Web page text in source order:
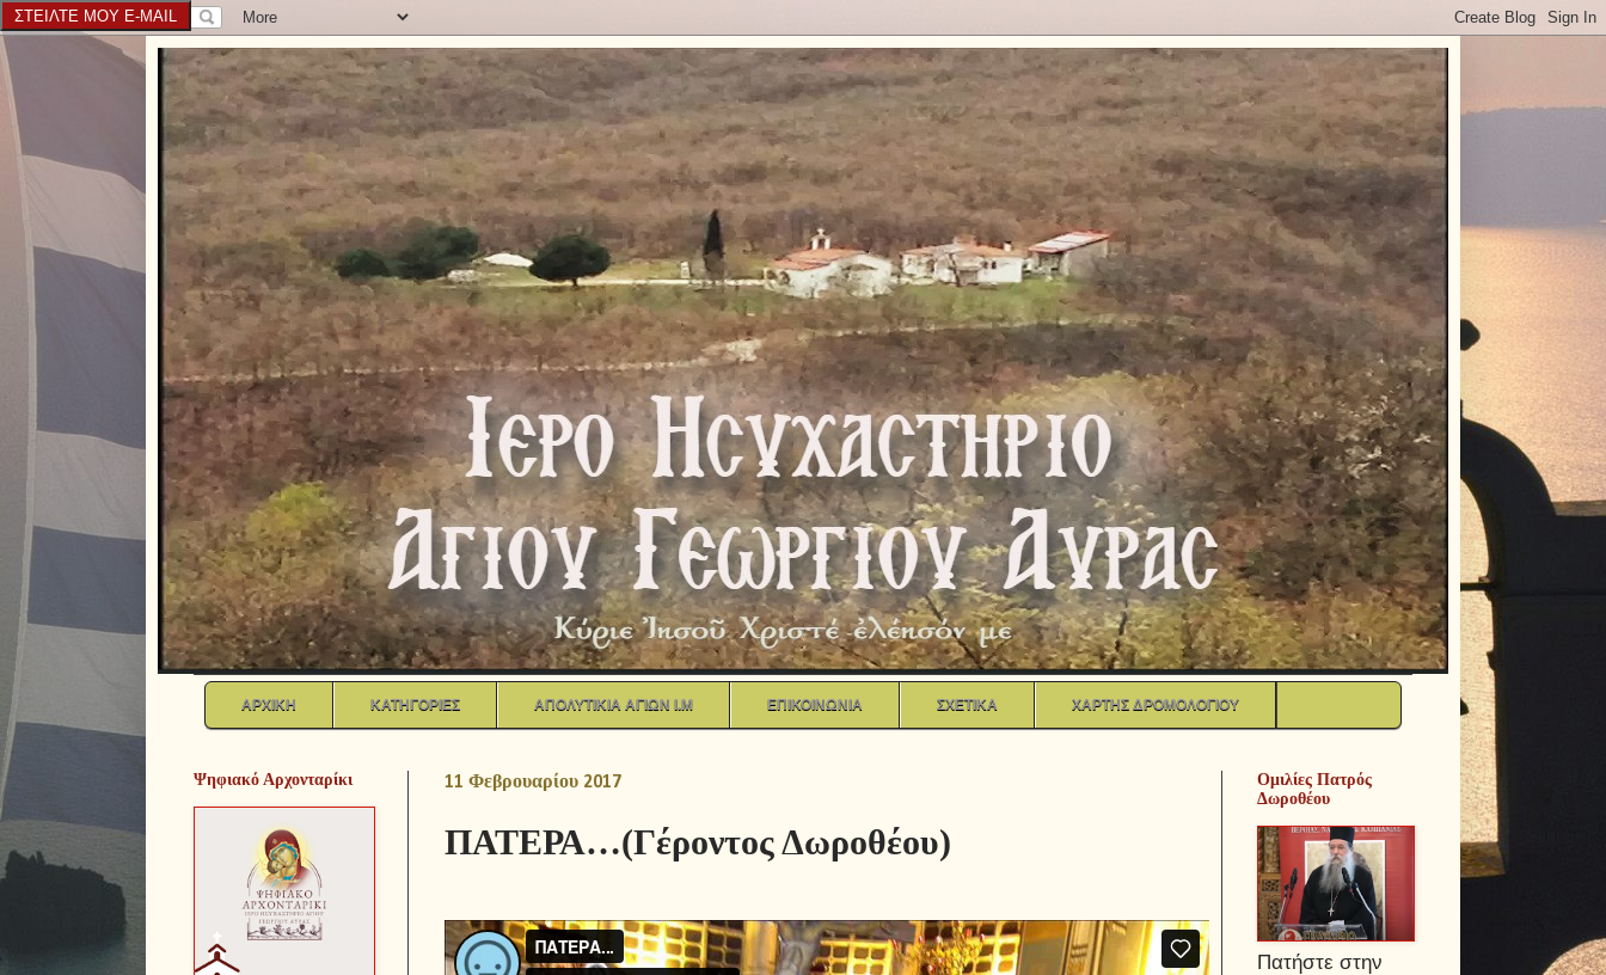
ΑΡΧΙΚΗ ΚΑΤΗΓΟΡΙΕΣ ΑΠΟΛΥΤΙΚΙΑ ΑΓΙΩΝ Ι.Μ ΕΠΙΚΟΙΝΩΝΙΑ ΣΧΕΤΙΚΑ ΧΑΡΤΗΣ ΔΡΟΜΟΛΟΓΙΟΥ
11 Φεβρουαρίου 2017
ΠΑΤΕΡΑ…(Γέροντος Δωροθέου)
Ψηφιακό Αρχονταρίκι
Ομιλίες Πατρός
Δωροθέου
Πατήστε στην